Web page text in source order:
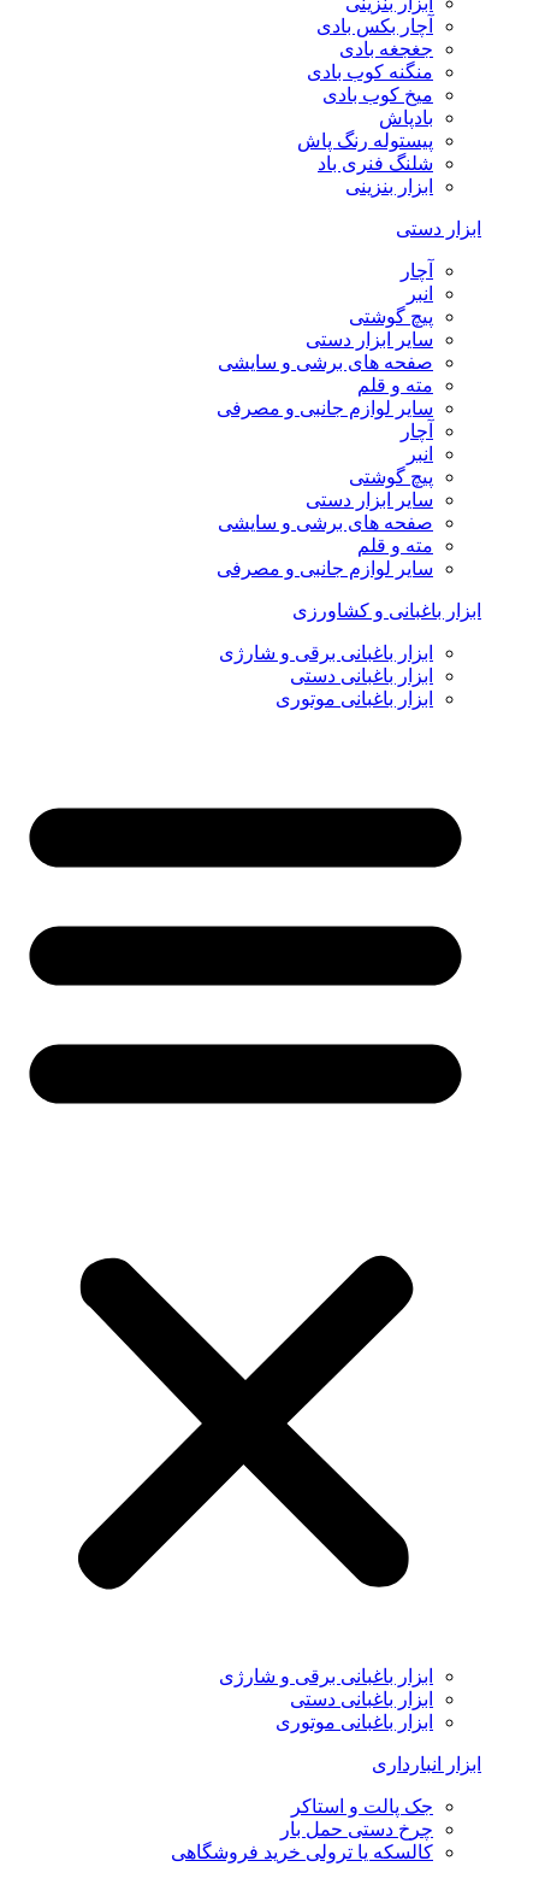
آچار بکس بادی
جغجغه بادی
منگنه کوب بادی
میخ کوب بادی
بادپاش
پیستوله رنگ پاش
شلنگ فنری باد
ابزار بنزینی
ابزار دستی
آچار
انبر
پیچ گوشتی
سایر ابزار دستی
صفحه های برشی و سایشی
مته و قلم
سایر لوازم جانبی و مصرفی
آچار
انبر
پیچ گوشتی
سایر ابزار دستی
صفحه های برشی و سایشی
مته و قلم
سایر لوازم جانبی و مصرفی
ابزار باغبانی و کشاورزی
ابزار باغبانی برقی و شارژی
ابزار باغبانی دستی
ابزار باغبانی موتوری
ابزار باغبانی برقی و شارژی
ابزار باغبانی دستی
ابزار باغبانی موتوری
ابزار انبارداری
جک پالت و استاکر
چرخ دستی حمل بار
کالسکه یا ترولی خرید فروشگاهی